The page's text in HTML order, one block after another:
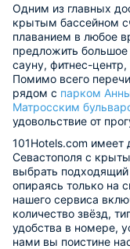
Одним из главных
крытым бассейном
плаванием в любое
предложить большое
сауну, фитнес-
Помимо всего
рядом с парком
Матросским
удовольствие от
101Hotels.com имеет
Севастополя с
выбрать
опираясь только на
нашего сервиса
количество звёзд,
удобства в номере,
нами вы поистине